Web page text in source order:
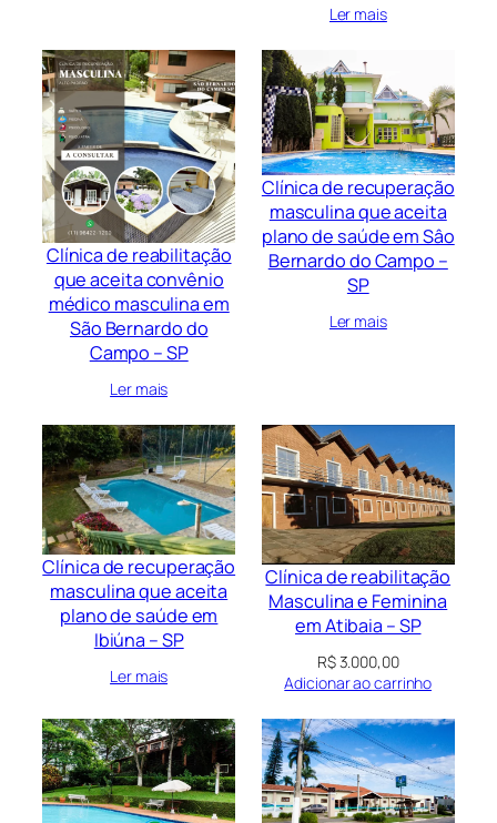
Ler mais
Clínica de reabilitação
que aceita convênio
médico masculina em
São Bernardo do
Campo – SP
Ler mais
Clínica de recuperação
masculina que aceita
plano de saúde em Sâo
Bernardo do Campo –
SP
Ler mais
Clínica de recuperação
masculina que aceita
plano de saúde em
Ibiúna – SP
Ler mais
Clínica de reabilitação
Masculina e Feminina
em Atibaia – SP
R$3.000,00
Adicionar ao carrinho